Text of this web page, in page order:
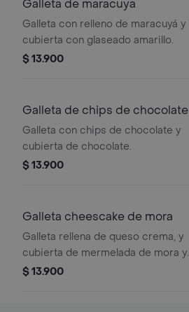
Galleta de maracuya
Galleta con relleno de maracuyá y
cubierta con glaseado amarillo.
$ 13.900
Galleta de chips de chocolate
Galleta con chips de chocolate y
cubierta de chocolate.
$ 13.900
Galleta cheescake de mora
Galleta rellena de queso crema, y
cubierta de mermelada de mora y
queso crema
$ 13.900